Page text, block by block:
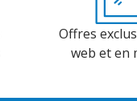
Offres
web et en